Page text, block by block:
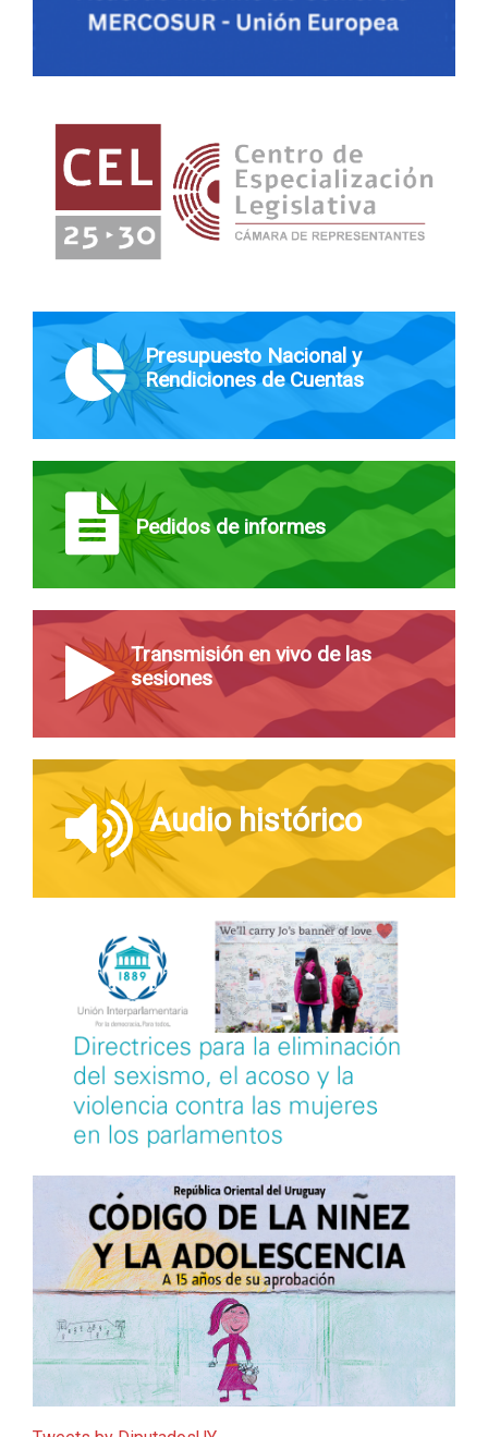
Presupuesto Nacional y
Rendiciones de Cuentas
Pedidos de informes
Transmisión en vivo de las
sesiones
Audio histórico